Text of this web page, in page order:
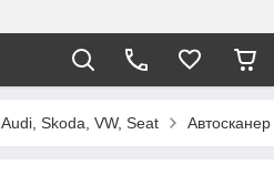
Audi, Skoda, VW, Seat